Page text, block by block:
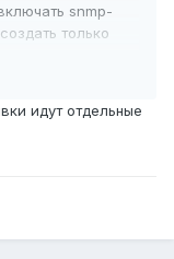
snmp-
только
по сравнению с
например
идут отдельные